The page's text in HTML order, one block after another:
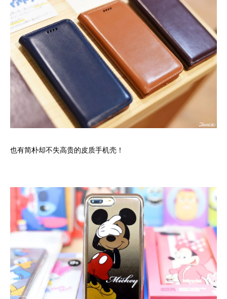
也有简朴却不失高贵的皮质手机壳！